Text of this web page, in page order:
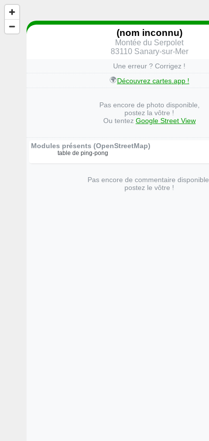
(nom inconnu)
Montée du Serpolet
83110 Sanary-sur-Mer
Une erreur ? Corrigez !
🌍Découvrez cartes.app !
Pas encore de photo disponible,
postez la vôtre !
Ou tentez Google Street View
Modules présents (OpenStreetMap)
table de ping-pong
Pas encore de commentaire disponible,
postez le vôtre !